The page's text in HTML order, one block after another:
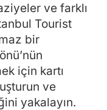
ve farklı
Tourist
bir
için kartı
ve
yakalayın.